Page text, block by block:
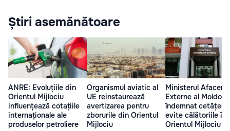
Știri asemănătoare
ANRE: Evoluțiile din
Orientul Mijlociu
influențează cotațiile
internaționale ale
produselor petroliere
Organismul aviatic al
UE reinstaurează
avertizarea pentru
zborurile din Orientul
Mijlociu
Ministerul
Externe al
îndemnat
evite călătoriile în
Orientul Mijlociu